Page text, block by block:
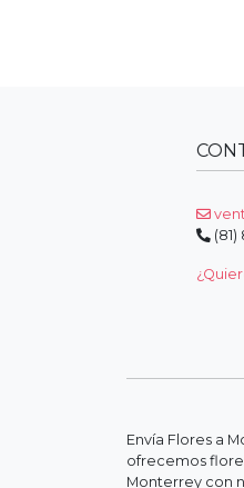
(81)
Envía Flores a
ofrecemos
Monterrey con